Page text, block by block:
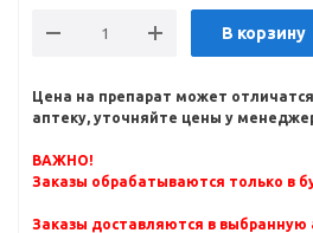
В корзину
Цена на препарат может отличатся
аптеку, уточняйте цены у
ВАЖНО!
Заказы обрабатываются только в
Заказы доставляются в выбранную